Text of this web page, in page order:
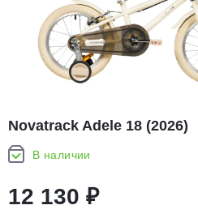
Novatrack Adele 18 (2026)
В наличии
12 130 ₽